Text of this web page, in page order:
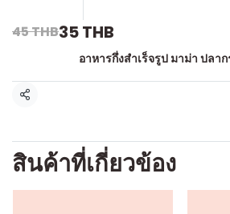
45 THB35 THB
อาหารกึ่งสำเร็จรูป มาม่า ปลา
แชร์
สินค้าที่เกี่ยวข้อง